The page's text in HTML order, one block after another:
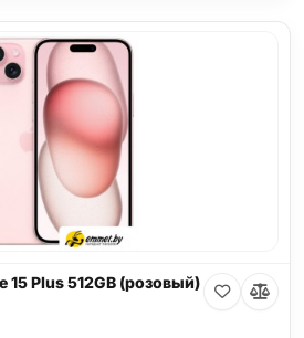
15 Plus 512GB (розовый)